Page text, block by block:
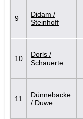
9
Didam /
Steinhoff
10
Dorls /
Schauerte
11
Dünnebacke
/ Duwe